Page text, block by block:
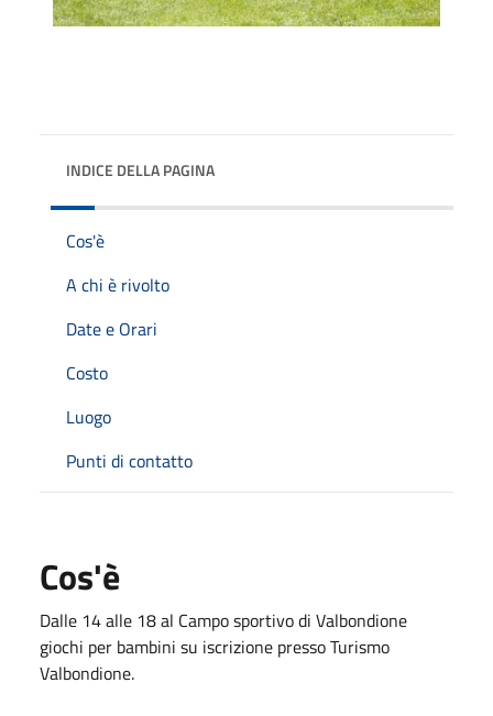
INDICE DELLA PAGINA
Cos'è
A chi è rivolto
Date e Orari
Costo
Luogo
Punti di contatto
Cos'è
Dalle 14 alle 18 al Campo sportivo di Valbondione
giochi per bambini su iscrizione presso Turismo
Valbondione.